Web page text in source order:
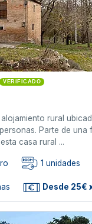
VERIFICADO
rural
Parte de una
casa rural ...
1 unidades
Desde 25€